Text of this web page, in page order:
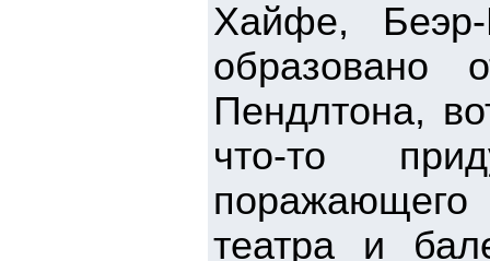
Хайфе,
образовано
Пендлтона,
что-то
театра и